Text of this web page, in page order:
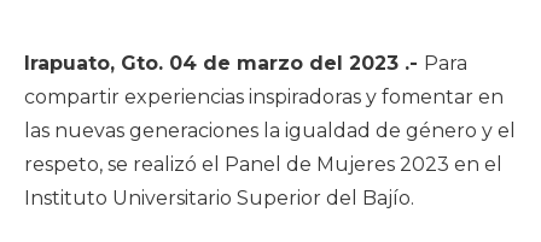
Irapuato, Gto. 04 de marzo del 2023 .- Para
compartir experiencias inspiradoras y fomentar en
las nuevas generaciones la igualdad de género y el
respeto, se realizó el Panel de Mujeres 2023 en el
Instituto Universitario Superior del Bajío.